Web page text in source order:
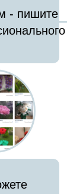
- пишите